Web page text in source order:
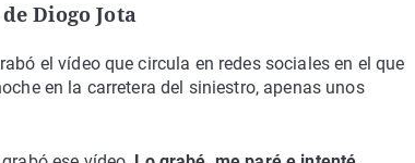
Diogo Jota
el vídeo que circula en redes sociales en el que
en la carretera del siniestro, apenas unos